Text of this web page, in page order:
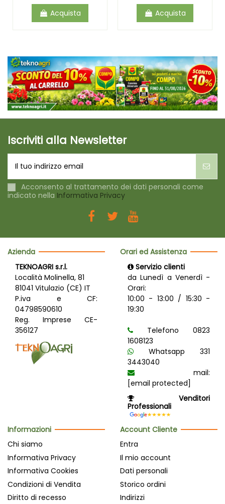
Acquista Acquista
Iscriviti alla Newsletter
Acconsento al trattamento dei dati personali come
indicato nella Informativa Privacy
Azienda
TEKNOAGRI s.r.l.
Località Molinella, 81
81041 Vitulazio (CE) IT
P.iva e CF:
04798590610
Reg. Imprese CE-
356127
Orari ed Assistenza
Servizio clienti
da Lunedì a Venerdì -
Orari:
10:00 - 13:00 / 15:30 -
19:30
Telefono 0823
1608123
Whatsapp 331
3443040
mail:
[email protected]
Venditori
Professionali
Informazioni
Chi siamo
Informativa Privacy
Informativa Cookies
Condizioni di Vendita
Diritto di recesso
Account Cliente
Entra
Il mio account
Dati personali
Storico ordini
Indirizzi